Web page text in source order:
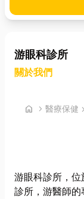
游眼科診所
關於我們
home chevron_right 首頁
醫療保健 chevron_right
游眼科診所，
診所，游醫師